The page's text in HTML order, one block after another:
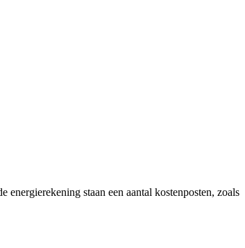
staan een aantal kostenposten, zoals